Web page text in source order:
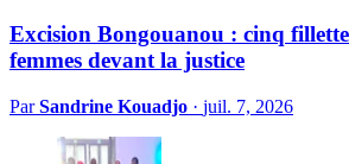
Excision Bongouanou : cinq
femmes devant la justice
ParSandrine Kouadjo · juil. 7, 2026